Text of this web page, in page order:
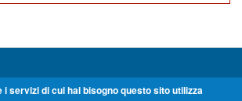
Montana dei Comuni del Mugello
i servizi di cui hai bisogno questo sito utilizza